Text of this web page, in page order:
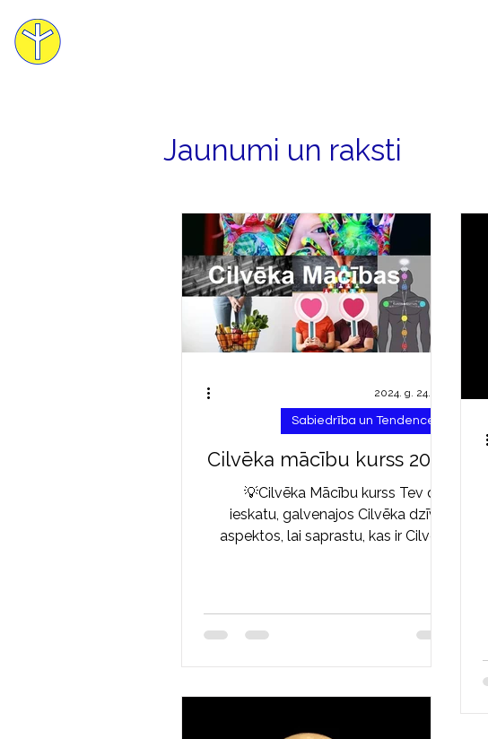
Jaunumi un raksti
Cilvēka mācību kurss 2024
💡Cilvēka Mācību kurss Tev dos
ieskatu, galvenajos Cilvēka dzīves
aspektos, lai saprastu, kas ir Cilvēks
Sabiedrība un Tendences
2024. g. 24. nov.